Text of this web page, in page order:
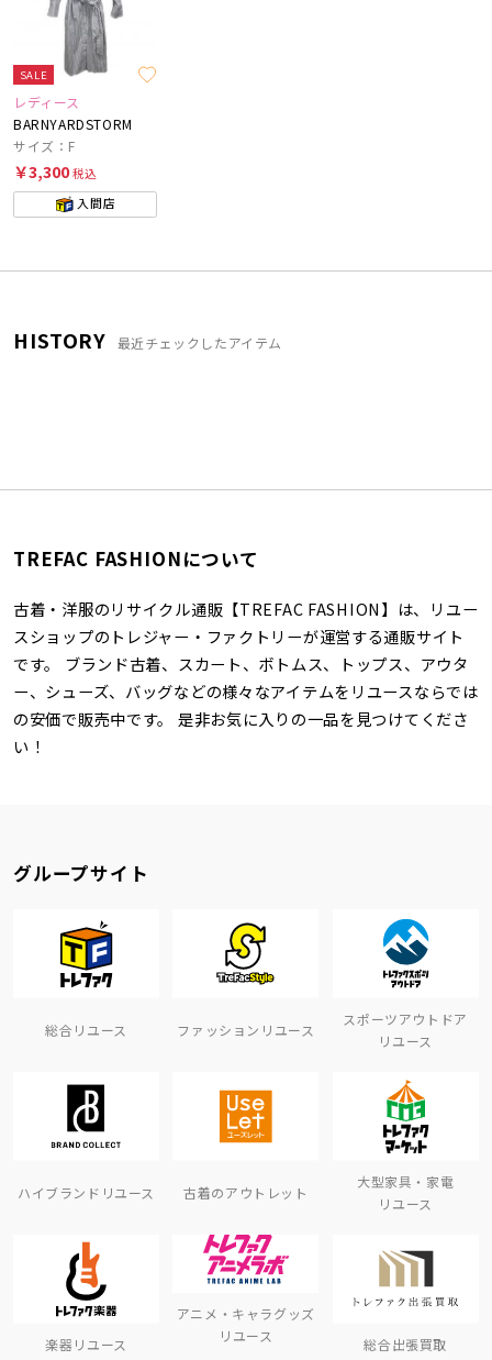
SALE
レディース
BARNYARDSTORM
サイズ：F
￥3,300税込
入間店
HISTORY 最近チェックしたアイテム
TREFAC FASHIONについて
古着・洋服のリサイクル通販【TREFAC FASHION】は、リユー
スショップのトレジャー・ファクトリーが運営する通販サイト
です。 ブランド古着、スカート、ボトムス、トップス、アウタ
ー、シューズ、バッグなどの様々なアイテムをリユースならでは
の安価で販売中です。 是非お気に入りの一品を見つけてくださ
い！
グループサイト
総合リユース ファッションリユース
スポーツアウトドア
リユース
ハイブランドリユース 古着のアウトレット
大型家具・家電
リユース
楽器リユース
アニメ・キャラグッズ
リユース
総合出張買取